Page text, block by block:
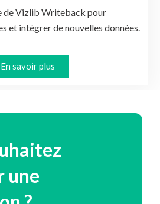
de Vizlib Writeback pour
et intégrer de nouvelles données.
En savoir plus
une